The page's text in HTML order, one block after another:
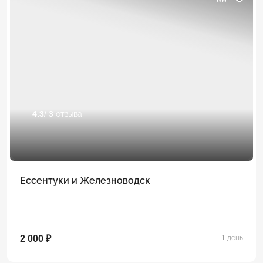
4.3/ 3 отзыва
Ессентуки и Железноводск
2 000 ₽ 1 день